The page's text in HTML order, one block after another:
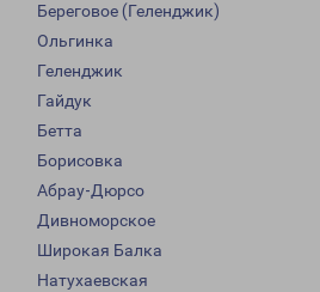
Береговое (Геленджик)
Ольгинка
Геленджик
Гайдук
Бетта
Борисовка
Абрау-Дюрсо
Дивноморское
Широкая Балка
Натухаевская